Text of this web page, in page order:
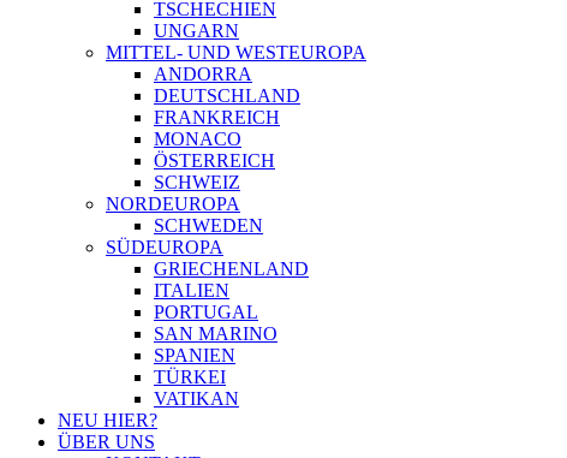
TSCHECHIEN
UNGARN
MITTEL- UND WESTEUROPA
ANDORRA
DEUTSCHLAND
FRANKREICH
MONACO
ÖSTERREICH
SCHWEIZ
NORDEUROPA
SCHWEDEN
SÜDEUROPA
GRIECHENLAND
ITALIEN
PORTUGAL
SAN MARINO
SPANIEN
TÜRKEI
VATIKAN
NEU HIER?
ÜBER UNS